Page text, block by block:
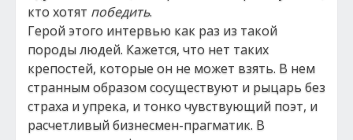
кто хотят победить.
Герой этого интервью как раз из такой
породы людей. Кажется, что нет таких
крепостей, которые он не может взять. В нем
странным образом сосуществуют и рыцарь без
страха и упрека, и тонко чувствующий поэт, и
расчетливый бизнесмен-прагматик. В